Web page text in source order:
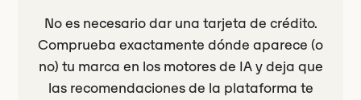
No es necesario dar una tarjeta de crédito.
Comprueba exactamente dónde aparece (o
no) tu marca en los motores de IA y deja que
las recomendaciones de la plataforma te